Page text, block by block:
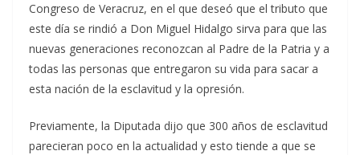
Congreso de Veracruz, en el que deseó que el tributo que
este día se rindió a Don Miguel Hidalgo sirva para que las
nuevas generaciones reconozcan al Padre de la Patria y a
todas las personas que entregaron su vida para sacar a
esta nación de la esclavitud y la opresión.
Previamente, la Diputada dijo que 300 años de esclavitud
parecieran poco en la actualidad y esto tiende a que se